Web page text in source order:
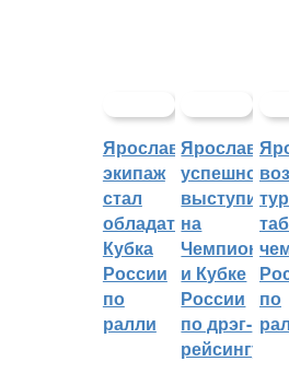
Ярославский
экипаж
стал
обладателем
Кубка
России
по
ралли
Ярославцы
успешно
выступили
на
Чемпионате
и Кубке
России
по дрэг-
рейсингу
по